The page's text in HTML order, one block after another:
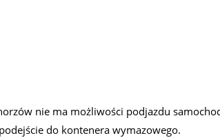
nie ma możliwości podjazdu
do kontenera wymazowego.